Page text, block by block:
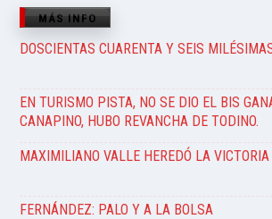
MÁS INFO
DOSCIENTAS CUARENTA Y SEIS
EN TURISMO PISTA, NO SE DIO EL BIS
CANAPINO, HUBO REVANCHA DE TODINO.
MAXIMILIANO VALLE HEREDÓ LA VICTORIA
FERNÁNDEZ: PALO Y A LA BOLSA